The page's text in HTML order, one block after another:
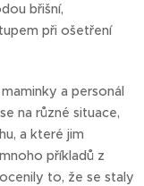
břišní,
při ošetření
a personál
na různé situace,
a které jim
příkladů z
to, že se staly